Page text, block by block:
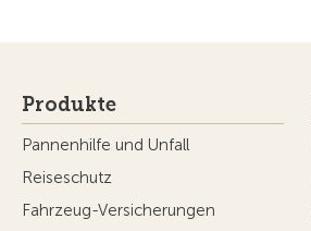
Produkte
Pannenhilfe und Unfall
Reiseschutz
Fahrzeug-Versicherungen